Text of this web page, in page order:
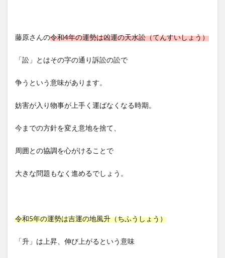
藤原さんの令和4年の運勢は凶運の天水訟（てんすいしょう）
「訟」とはその字の通り訴訟の訟で
争うという意味があります。
妨害が入り物事が上手く運ばなくなる時期。
今までの方針を変え意地を捨て、
周囲との協調を心がけることで
大きな問題もなく進めるでしょう。
令和5年の運勢は吉運の地風升（ちふうしょう）
「升」は上昇、伸び上がるという意味